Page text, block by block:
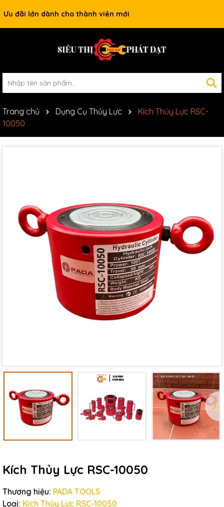
Ưu đãi lớn dành cho thành viên mới
Trang chủ Dụng Cụ Thủy Lực
Kích Thủy Lực RSC-
10050
Kích Thủy Lực RSC-10050
Thương hiệu: PADA TOOLS
Loại: Kích Thủy Lực RSC-10050
Điều kiện: